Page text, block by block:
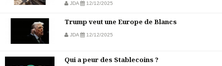
JDA 12/12/2025
Trump veut une Europe de Blancs
JDA 12/12/2025
Qui a peur des Stablecoins ?